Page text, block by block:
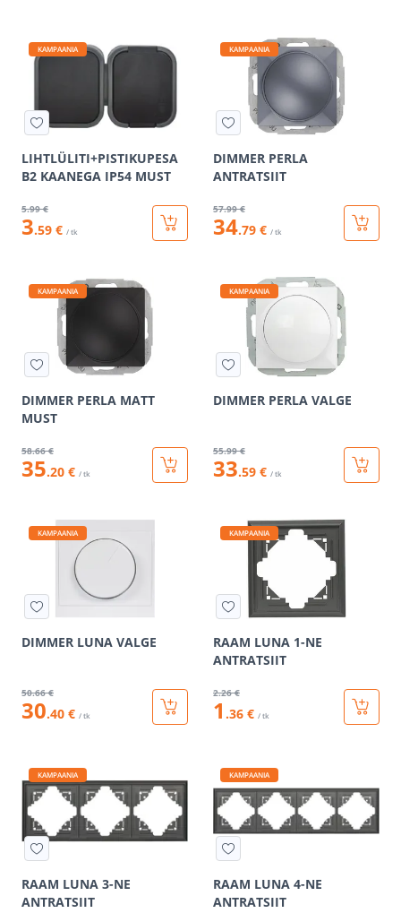
KAMPAANIA
LIHTLÜLITI+PISTIKUPESA
B2 KAANEGA IP54 MUST
5.99 €
3.59 € / tk
KAMPAANIA
DIMMER PERLA
ANTRATSIIT
57.99 €
34.79 € / tk
KAMPAANIA
DIMMER PERLA MATT
MUST
58.66 €
35.20 € / tk
KAMPAANIA
DIMMER PERLA VALGE
55.99 €
33.59 € / tk
KAMPAANIA
DIMMER LUNA VALGE
50.66 €
30.40 € / tk
KAMPAANIA
RAAM LUNA 1-NE
ANTRATSIIT
2.26 €
1 .36 € / tk
KAMPAANIA
RAAM LUNA 3-NE
ANTRATSIIT
KAMPAANIA
RAAM LUNA 4-NE
ANTRATSIIT